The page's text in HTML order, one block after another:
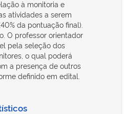
à monitoria e
atividades a serem
da pontuação final).
O professor orientador
pela seleção dos
o qual poderá
a presença de outros
definido em edital.